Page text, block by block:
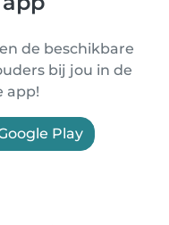
de beschikbare
bij jou in de
app!
Play